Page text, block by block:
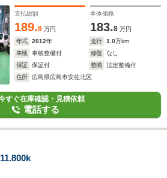
支払総額
189.8 万円
本体価格
183.8 万円
年式
2012年 走行 1.0万km
車検
車検整備付 修復
なし
保証
保証付 整備
法定整備付
住所
広島県広島市安佐北区
すぐ在庫確認・見積依頼
電話する